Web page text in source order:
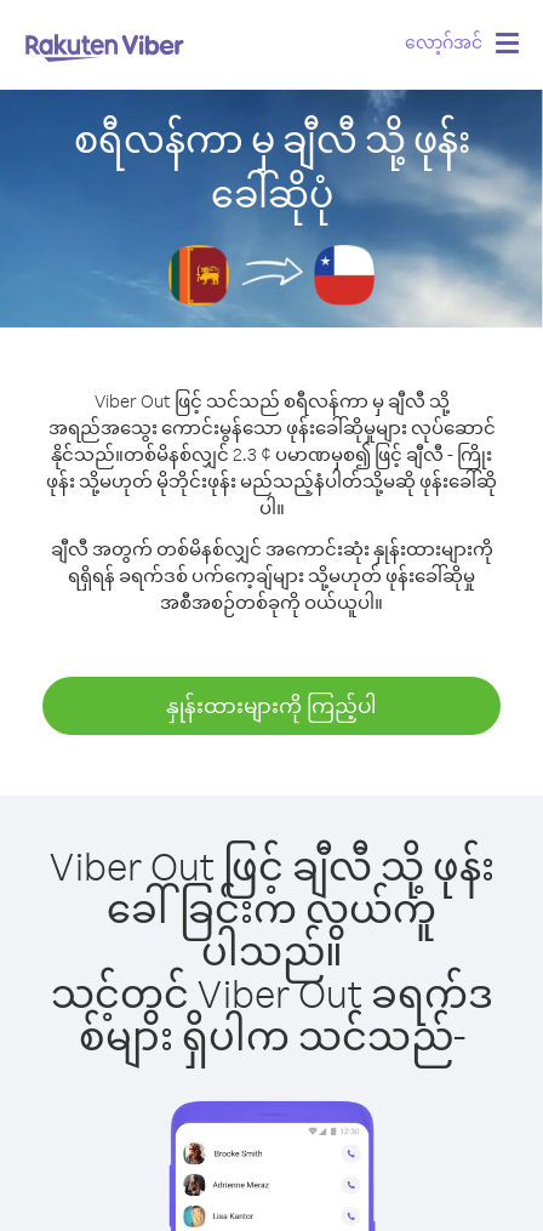
လော့ဂ်အင်
စရီလန်ကာ မှ ချီလီ သို့ ဖုန်း
ခေါ်ဆိုပုံ
Viber Out ဖြင့် သင်သည် စရီလန်ကာ မှ ချီလီ သို့
အရည်အသွေး ကောင်းမွန်သော ဖုန်းခေါ်ဆိုမှုများ လုပ်ဆောင်
နိုင်သည်။တစ်မိနစ်လျှင် 2.3 ¢ ပမာဏမှစ၍ ဖြင့် ချီလီ - ကြိုး
ဖုန်း သို့မဟုတ် မိုဘိုင်းဖုန်း မည်သည့်နံပါတ်သို့မဆို ဖုန်းခေါ်ဆို
ပါ။
ချီလီ အတွက် တစ်မိနစ်လျှင် အကောင်းဆုံး နှုန်းထားများကို
ရရှိရန် ခရက်ဒစ် ပက်ကေ့ချ်များ သို့မဟုတ် ဖုန်းခေါ်ဆိုမှု
အစီအစဉ်တစ်ခုကို ဝယ်ယူပါ။
နှုန်းထားများကို ကြည့်ပါ
Viber Out ဖြင့် ချီလီ သို့ ဖုန်း
ခေါ်ခြင်းက လွယ်ကူ
ပါသည်။
သင့်တွင် Viber Out ခရက်ဒ
စ်များ ရှိပါက သင်သည်-